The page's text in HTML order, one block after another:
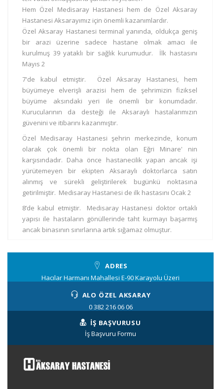
Hem Özel Medisaray Hastanesi hem de Özel Aksaray
Hastanesi Aksarayımız için önemli kazanımlardır.
Özel Aksaray Hastanesi terminal yanında, oldukça geniş
bir arazi üzerine sadece hastane olmak amacı ile
kurulmuş 39 yataklı bir sağlık kurumudur. İlk hastasını
Mayıs 2
7'de kabul etmiştir. Özel Aksaray Hastanesi, hem
büyümeye elverişli arazisi hem de şehrimizin fiziksel
büyüme aksındaki yeri ile önemli bir konumdadır.
Kurucularının da desteği ile Aksaraylı hastalarımızın
güvenini ve itibarını kazanmıştır.
Özel Medisaray Hastanesi şehrin merkezinde, konum
olarak çok önemli bir nokta olan Eğri Minare' nin
karşısındadır. Daha önce hastanecilik yapan ancak işi
yürütemeyen bir ekipten Aksaraylı doktorlarca satın
alınmış ve sürekli geliştirilerek bugünkü noktasına
getirilmiştir. Medisaray Hastanesi de ilk hastasını Ocak 2
8’de kabul etmiştir. Medisaray Hastanesi doktor ortaklı
yapısı ile hastaların gönüllerinde taht kurmayı başarmış
ancak binasının sınırlarına artık sığamaz olmuştur.
ADRES
Hacılar Harmanı Mahallesi E-90 Karayolu Üzeri
ALO ÖZEL AKSARAY
0 382 216 06 06
İŞ BAŞVURUSU
İş Başvuru Formu